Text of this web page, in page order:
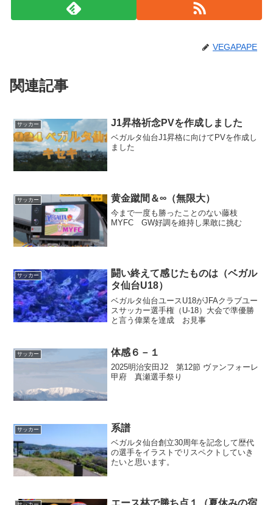
VEGAPAPE
関連記事
サッカー J1昇格祈念PVを作成しました
ベガルタ仙台J1昇格に向けてPVを作成し
ました
サッカー 黄金蹴間＆∞（無限大）
今まで一度も勝ったことのない藤枝
MYFC GW好調を維持し果敢に挑む
サッカー
闘い終えて感じたものは（ベガル
タ仙台U18）
ベガルタ仙台ユースU18がJFAクラブユー
スサッカー選手権（U-18）大会で準優勝
と言う偉業を達成 お見事
サッカー 体感６－１
2025明治安田J2 第12節 ヴァンフォーレ
甲府 真瀬選手祭り
サッカー 系譜
ベガルタ仙台創立30周年を記念して歴代
の選手をイラストでリスペクトしていき
たいと思います。